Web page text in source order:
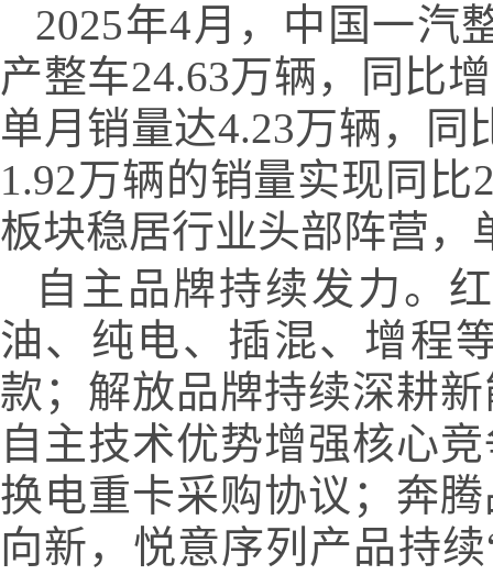
2025年4月，中国一汽
产整车24.63万辆，同比
单月销量达4.23万辆，同
1.92万辆的销量实现同
板块稳居行业头部阵营，
自主品牌持续发力。
油、纯电、插混、增程
款；解放品牌持续深耕
自主技术优势增强核心
换电重卡采购协议；奔
向新，悦意序列产品持